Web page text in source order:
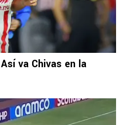
va Chivas en la